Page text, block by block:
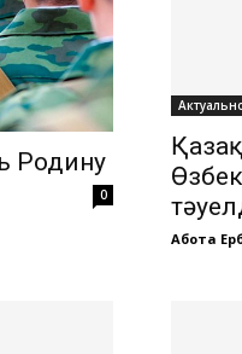
Родину
0
Ақбота